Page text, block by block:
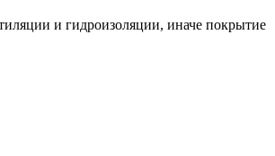
и гидроизоляции, иначе покрытие